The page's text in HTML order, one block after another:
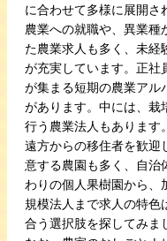
に合わせて多様に展開さ
農業への就職や、異業種
た農業求人も多く、未経
が充実しています。正社
が集まる短期の農業アル
があります。中には、栽
行う農業法人もあります。
遠方からの移住者を歓迎
意する農園も多く、自治
わりの個人果樹園から、
規模法人まで求人の特色
合う選択肢を探してみま